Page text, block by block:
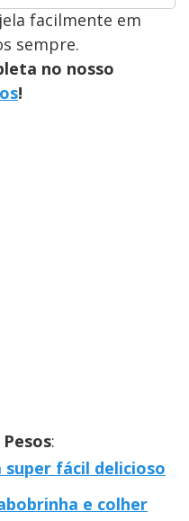
facilmente em
sempre.
no nosso
!
:
fácil delicioso
e colher